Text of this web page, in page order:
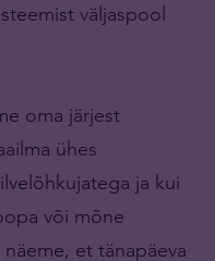
väljaspool
oma järjest
ühes
ja kui
või mõne
et tänapäeva